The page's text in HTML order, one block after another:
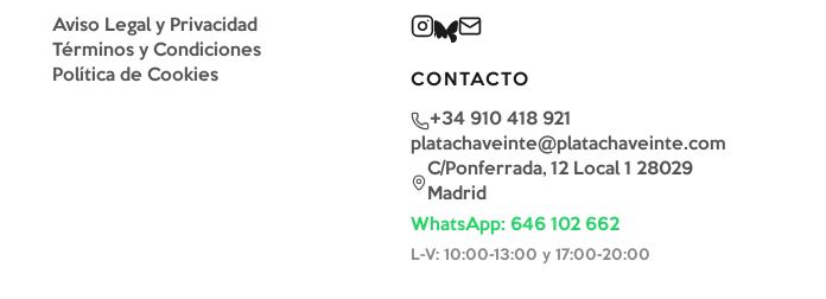
Aviso Legal y Privacidad
Términos y Condiciones
Política de Cookies
CONTACTO
+34 910 418 921
platachaveinte@platachaveinte.com
C/Ponferrada, 12 Local 1 28029
Madrid
WhatsApp: 646 102 662
L-V: 10:00-13:00 y 17:00-20:00